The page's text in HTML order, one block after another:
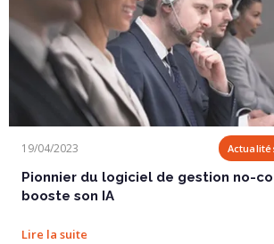
Pionnier du logiciel de gestion no-code, Simax...
19/04/2023
Pionnier du logiciel de gestion no-
booste son IA
Lire la suite